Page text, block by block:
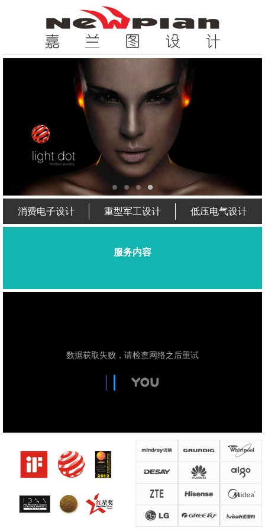
消费电子设计 重型军工设计 低压电气设计
服务内容